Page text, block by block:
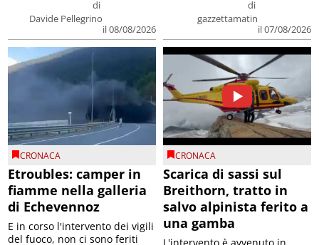
di
Davide Pellegrino
il 08/08/2026
di
gazzettamatin
il 07/08/2026
CRONACA
Etroubles: camper in
fiamme nella galleria
di Echevennoz
E in corso l'intervento dei vigili
del fuoco, non ci sono feriti
CRONACA
Scarica di sassi sul
Breithorn, tratto in
salvo alpinista ferito a
una gamba